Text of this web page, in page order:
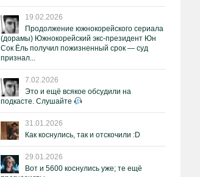
19.02.2026
Продолжение южнокорейского сериала
(дорамы) Южнокорейский экс-президент Юн
Сок Ёль получил пожизненный срок — суд
признал...
7.02.2026
Это и ещё всякое обсудили на
подкасте. Слушайте
31.01.2026
Как коснулись, так и отскочили :D
29.01.2026
Вот и 5600 коснулись уже; те ещё